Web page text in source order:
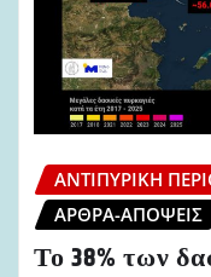
ΑΝΤΙΠΥΡΙΚΉ
ΆΡΘΡΑ-ΑΠΌΨΕΙΣ
Το 38% των